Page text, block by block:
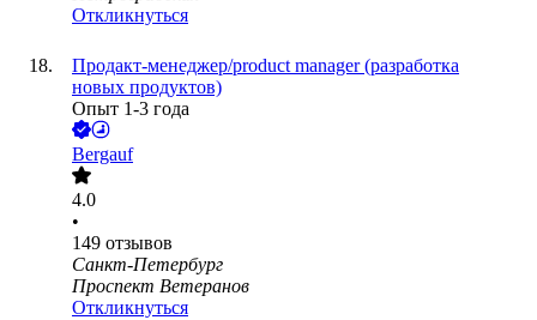
Откликнуться
Продакт-менеджер/product manager (разработка
новых продуктов)
Опыт 1-3 года
Bergauf
4.0
•
149 отзывов
Санкт-Петербург
Проспект Ветеранов
Откликнуться